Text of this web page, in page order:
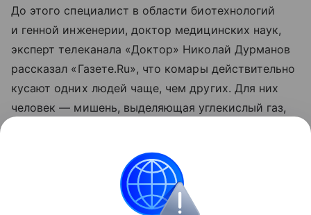
До этого специалист в области биотехнологий
и генной инженерии, доктор медицинских наук,
эксперт телеканала «Доктор» Николай Дурманов
рассказал «Газете.Ru», что комары действительно
кусают одних людей чаще, чем других. Для них
человек — мишень, выделяющая углекислый газ,
выделений кожи, уточнил специалист.